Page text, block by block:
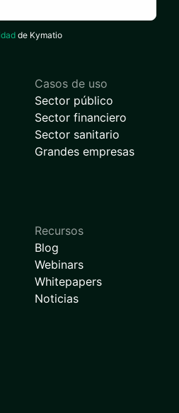
de Kymatio
Casos de uso
Sector público
Sector financiero
Sector sanitario
Grandes empresas
Recursos
Blog
Webinars
Whitepapers
Noticias